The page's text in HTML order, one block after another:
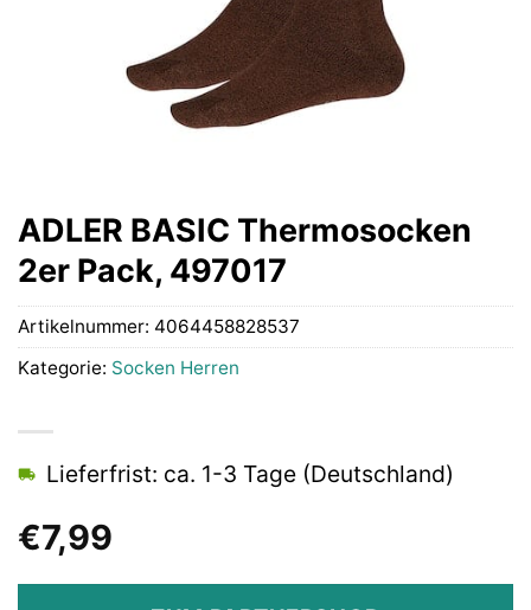
ADLER BASIC Thermosocken
2er Pack, 497017
€7,99
Lieferfrist: ca. 1-3 Tage (Deutschland)
Artikelnummer: 4064458828537
Kategorie: Socken Herren